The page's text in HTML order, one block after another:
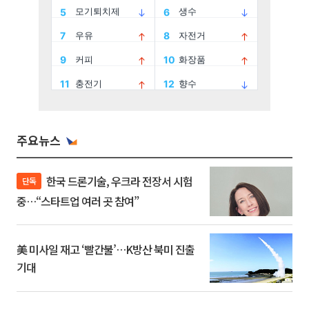
주요뉴스
단독
중…“스타트업 여러 곳 참여”
美 미사일 재고 ‘빨간불’…K방산 북미 진출
기대